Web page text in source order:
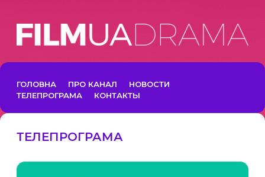
ГОЛОВНА ПРО КАНАЛ
НОВОСТИ
ТЕЛЕПРОГРАМА
КОНТАКТЫ
ТЕЛЕПРОГРАМА